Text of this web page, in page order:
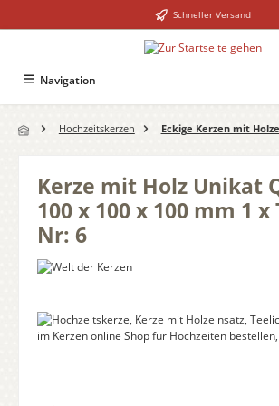
Schneller Versand
Navigation
Hochzeitskerzen Eckige Kerzen mit
Kerze mit Holz Unikat
100 x 100 x 100 mm 1
Nr: 6
Bildergalerie überspringen